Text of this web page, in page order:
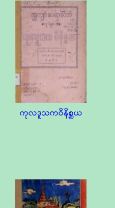
ကုလဒူသကဝိနိစ္ဆယ